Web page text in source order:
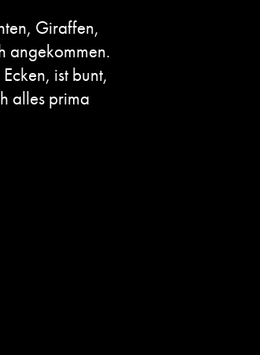
Giraffen,
angekommen.
ist bunt,
alles prima